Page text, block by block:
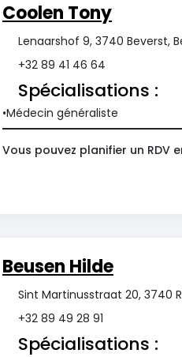
Coolen Tony
Lenaarshof 9, 3740 Beverst,
+32 89 41 46 64
Spécialisations :
Médecin généraliste
Vous pouvez planifier un RDV
Beusen Hilde
Sint Martinusstraat 20, 3740
+32 89 49 28 91
Spécialisations :